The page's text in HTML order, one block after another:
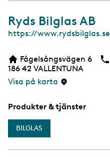
Ryds Bilglas AB
W
https://www.rydsbilglas.se
Fågelsångsvägen 6
186 42 VALLENTUNA
Visa på karta
Produkter & tjänster
BILGLAS